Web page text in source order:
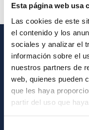
Esta página web usa
Las cookies de este
el contenido y los
sociales y analizar el
información sobre el
nuestros partners de
web, quienes pueden
que les haya
partir del uso que
INFORMACIÓN GENERAL
Contacto
Cómo llegar al IAC
Directorio de